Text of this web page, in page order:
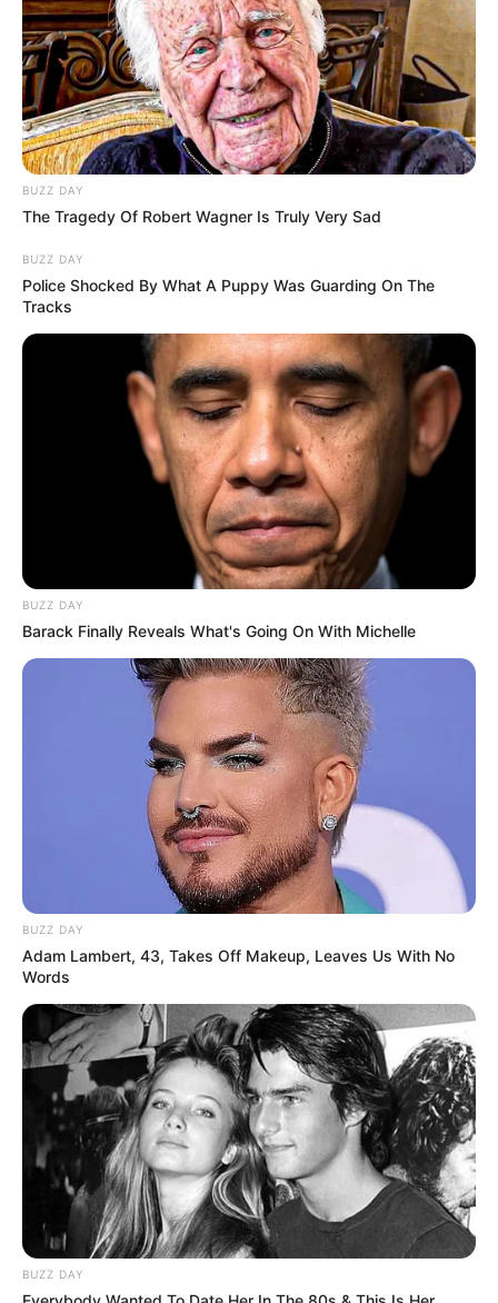
BUZZ DAY
The Tragedy Of Robert Wagner Is Truly Very Sad
BUZZ DAY
Police Shocked By What A Puppy Was Guarding On The
Tracks
BUZZ DAY
Barack Finally Reveals What's Going On With Michelle
BUZZ DAY
Adam Lambert, 43, Takes Off Makeup, Leaves Us With No
Words
BUZZ DAY